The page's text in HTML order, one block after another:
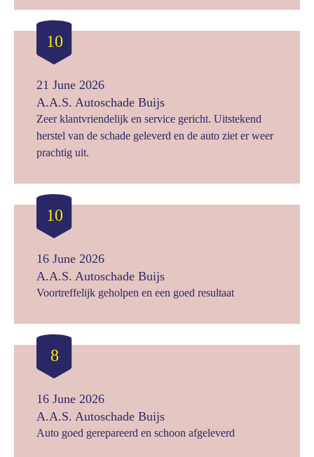
10
21 June 2026
A.A.S. Autoschade Buijs
Zeer klantvriendelijk en service gericht. Uitstekend
herstel van de schade geleverd en de auto ziet er weer
prachtig uit.
10
16 June 2026
A.A.S. Autoschade Buijs
Voortreffelijk geholpen en een goed resultaat
8
16 June 2026
A.A.S. Autoschade Buijs
Auto goed gerepareerd en schoon afgeleverd